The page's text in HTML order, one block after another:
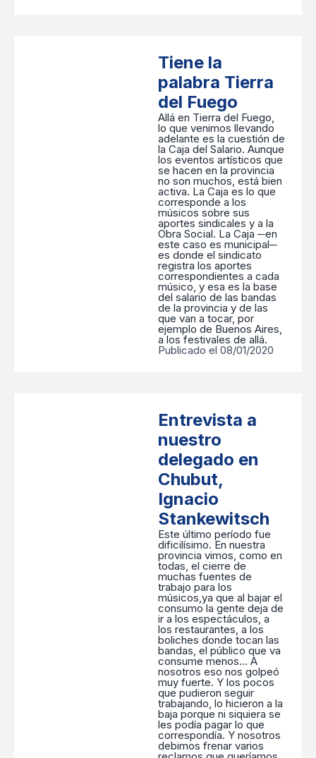
Tiene la
palabra Tierra
del Fuego
Allá en Tierra del Fuego,
lo que venimos llevando
adelante es la cuestión de
la Caja del Salario. Aunque
los eventos artísticos que
se hacen en la provincia
no son muchos, está bien
activa. La Caja es lo que
corresponde a los
músicos sobre sus
aportes sindicales y a la
Obra Social. La Caja ─en
este caso es municipal─
es donde el sindicato
registra los aportes
correspondientes a cada
músico, y esa es la base
del salario de las bandas
de la provincia y de las
que van a tocar, por
ejemplo de Buenos Aires,
a los festivales de allá.
Publicado el 08/01/2020
Entrevista a
nuestro
delegado en
Chubut,
Ignacio
Stankewitsch
Este último período fue
dificilísimo. En nuestra
provincia vimos, como en
todas, el cierre de
muchas fuentes de
trabajo para los
músicos,ya que al bajar el
consumo la gente deja de
ir a los espectáculos, a
los restaurantes, a los
boliches donde tocan las
bandas, el público que va
consume menos… A
nosotros eso nos golpeó
muy fuerte. Y los pocos
que pudieron seguir
trabajando, lo hicieron a la
baja porque ni siquiera se
les podía pagar lo que
correspondía. Y nosotros
debimos frenar varios